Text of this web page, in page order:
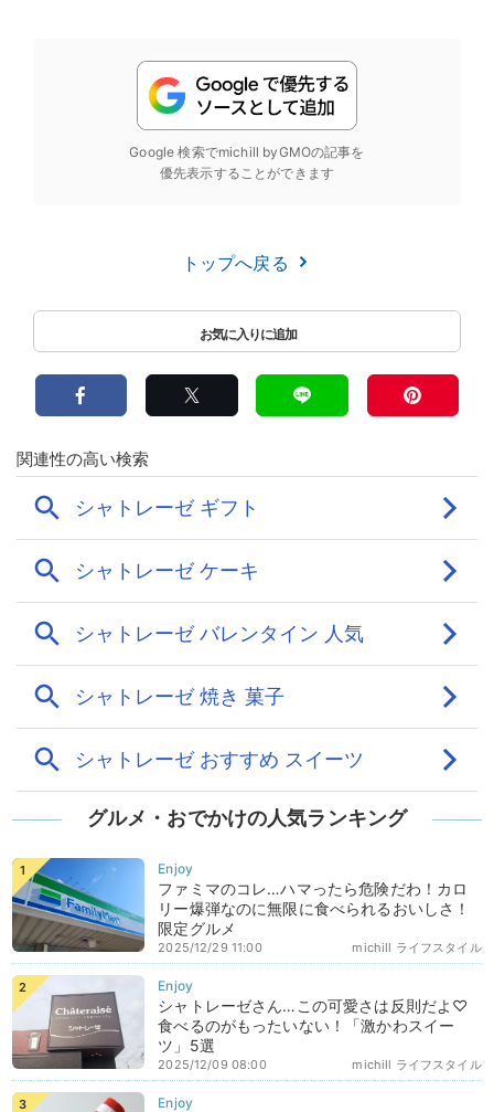
Google 検索でmichill byGMOの記事を
優先表示することができます
トップへ戻る
グルメ・おでかけの人気ランキング
ファミマのコレ…ハマったら危険だわ！カロ
リー爆弾なのに無限に食べられるおいしさ！
限定グルメ
michill ライフスタイル
2025/12/29 11:00
シャトレーゼさん…この可愛さは反則だよ♡
食べるのがもったいない！「激かわスイー
ツ」5選
michill ライフスタイル
2025/12/09 08:00